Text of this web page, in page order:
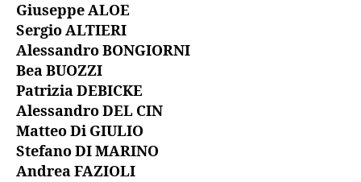
Giuseppe ALOE
Sergio ALTIERI
Alessandro BONGIORNI
Bea BUOZZI
Patrizia DEBICKE
Alessandro DEL CIN
Matteo Di GIULIO
Stefano DI MARINO
Andrea FAZIOLI